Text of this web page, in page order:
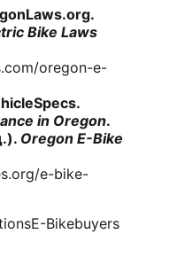
Bike Laws
oregon-e-
in Oregon.
Oregon E-Bike
e-bike-
E-Bikebuyers